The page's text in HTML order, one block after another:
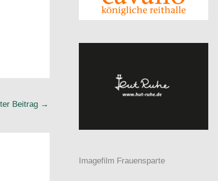
Beitrag →
Imagefilm Frauensparte